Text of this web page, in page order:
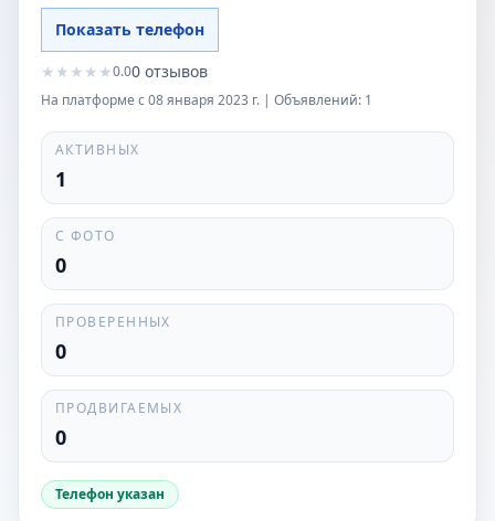
Показать телефон
★ ★ ★ ★ ★0.00 отзывов
На платформе с08 января 2023 г. | Объявлений: 1
АКТИВНЫХ
1
С ФОТО
0
ПРОВЕРЕННЫХ
0
ПРОДВИГАЕМЫХ
0
Телефон указан